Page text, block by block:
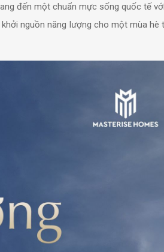
đến một chuẩn mực sống quốc tế
nguồn năng lượng cho một mùa hè